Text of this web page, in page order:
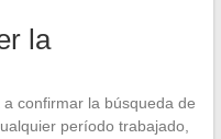
la
confirmar la búsqueda de
período trabajado,